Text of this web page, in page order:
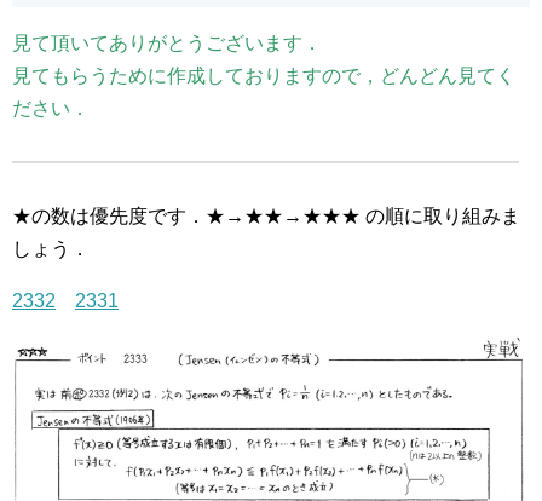
見て頂いてありがとうございます．
見てもらうために作成しておりますので，どんどん見てく
ださい．
★の数は優先度です．★→★★→★★★ の順に取り組みま
しょう．
2332 2331